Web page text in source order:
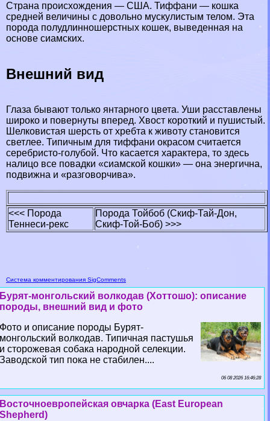
Страна происхождения — США. Тиффани — кошка
средней величины с довольно мускулистым телом. Эта
порода полудлинношерстных кошек, выведенная на
основе сиамских.
Внешний вид
Глаза бывают только янтарного цвета. Уши расставлены
широко и повернуты вперед. Хвост короткий и пушистый.
Шелковистая шерсть от хребта к животу становится
светлее. Типичным для тиффани окрасом считается
серебристо-гoлyбой. Что касается хаpaктера, то здесь
налицо все повадки «сиамской кошки» — она энергична,
подвижна и «разговорчива».
<<< Порода
Теннеси-рекс
Порода Тойбоб (Скиф-Тай-Дон,
Скиф-Той-Боб) >>>
Система комментирования SigComments
Бурят-монгольский волкодав (Хоттошо): описание
породы, внешний вид и фото
Фото и описание породы Бурят-
монгольский волкодав. Типичная пастушья
и сторожевая собака народной селекции.
Заводской тип пока не стабилен....
06 08 2026 16:46:28
Восточноевропейская овчарка (East European
Shepherd)